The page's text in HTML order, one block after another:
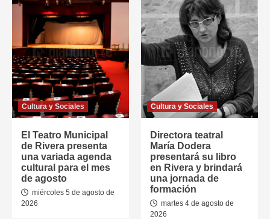
Cultura y Sociales
El Teatro Municipal
de Rivera presenta
una variada agenda
cultural para el mes
de agosto
miércoles 5 de agosto de
2026
Cultura y Sociales
Directora teatral
María Dodera
presentará su libro
en Rivera y brindará
una jornada de
formación
martes 4 de agosto de
2026